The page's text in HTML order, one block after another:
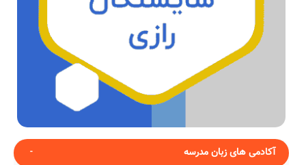
آکادمی های زبان مدرسه